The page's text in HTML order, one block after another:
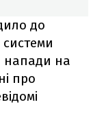
до
системи
напади на
про